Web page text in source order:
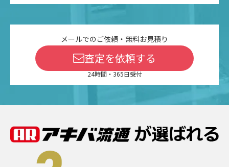
メールでのご依頼・無料お見積り
査定を依頼する
24時間・365日受付